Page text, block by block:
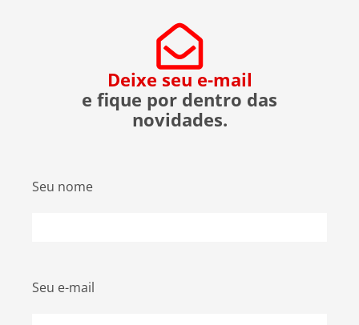
Deixe seu e-mail
e fique por dentro das
novidades.
Seu nome
Seu e-mail